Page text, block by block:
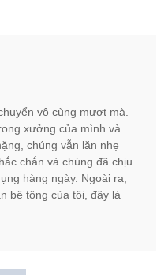
vô cùng mượt mà.
xưởng của mình và
chúng vẫn lăn nhẹ
chắn và chúng đã chịu
hàng ngày. Ngoài ra,
bê tông của tôi, đây là